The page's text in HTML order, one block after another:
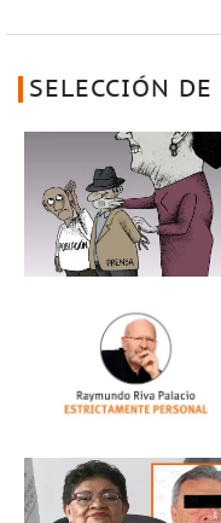
SELECCIÓN